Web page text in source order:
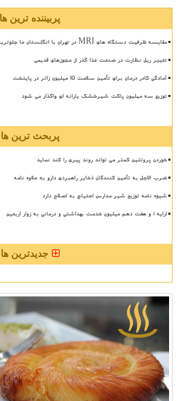
پربیننده ترین ها
مقایسه ظرفیت دستگاه های MRI در تهران با انگلستان ما جلوتریم!
تغییر ریل نظارت در صنعت غذا گذر از مجوزهای قدیمی
آمادگی کادر درمان برای تأمین سلامت 15 میلیون زائر در پایتخت
توزیع سه میلیون پاکت شیرخشک یارانه ای واگذار می شود
پربحث ترین ها
خوردن پروتئین کمتر می تواند روند پیری را کند نماید
ضرب الاجل به تأمین کنندگان ذخایر راهبردی دارو به علاوه نامه
شیوه نامه توزیع شیر مدارس احتیاج به اصلاح دارد
ارایه ۱ و هفت دهم میلیون خدمت بهداشتی و درمانی به زوار اربعین
جدیدترین ها